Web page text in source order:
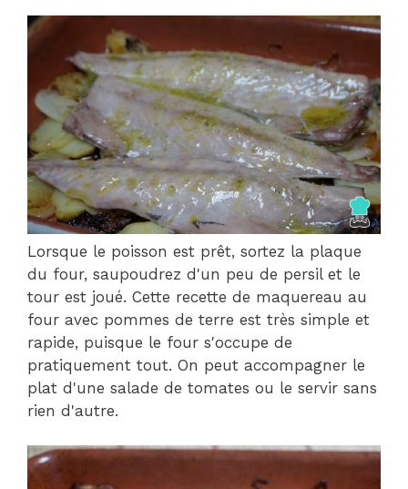
Lorsque le poisson est prêt, sortez la plaque
du four, saupoudrez d'un peu de persil et le
tour est joué. Cette recette de maquereau au
four avec pommes de terre est très simple et
rapide, puisque le four s'occupe de
pratiquement tout. On peut accompagner le
plat d'une salade de tomates ou le servir sans
rien d'autre.